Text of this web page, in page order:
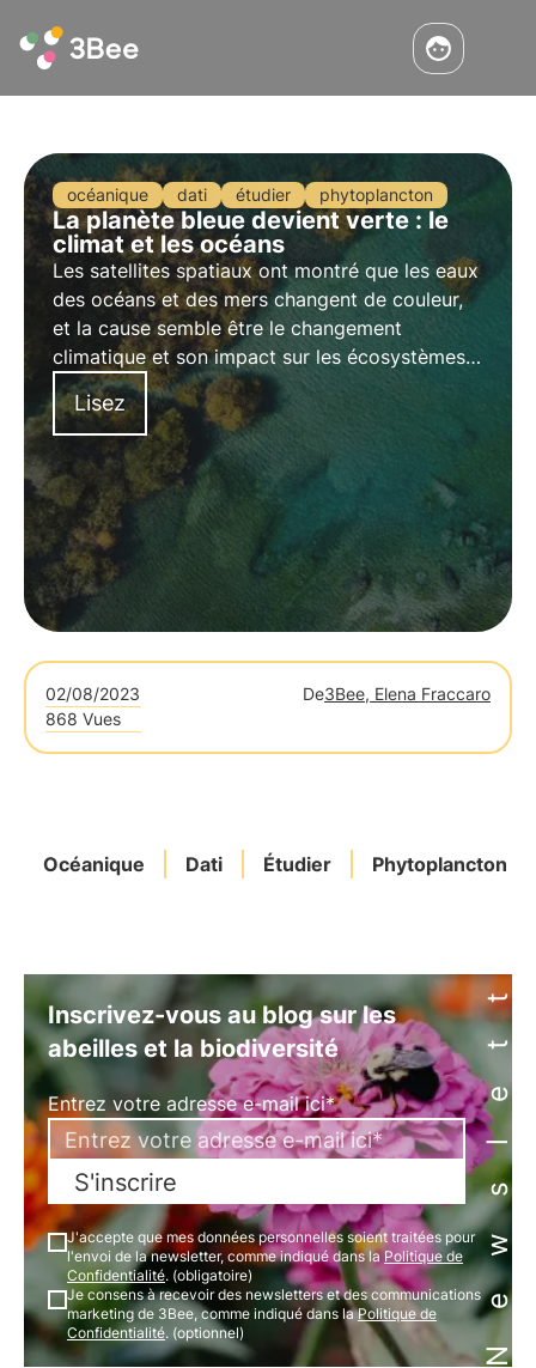
océanique dati étudier phytoplancton
La planète bleue devient verte : le
climat et les océans
Les satellites spatiaux ont montré que les eaux
des océans et des mers changent de couleur,
et la cause semble être le changement
climatique et son impact sur les écosystèmes
végétaux dans les eaux. Découvrez ce
phénomène dans cet article.
Lisez
02/08/2023 De3Bee, Elena Fraccaro
868 Vues
Océanique Dati Étudier Phytoplancton
Newsletter
Inscrivez-vous au blog sur les
abeilles et la biodiversité
Entrez votre adresse e-mail ici*
S'inscrire
J'accepte que mes données personnelles soient traitées pour
l'envoi de la newsletter, comme indiqué dans laPolitique de
Confidentialité. (obligatoire)
Je consens à recevoir des newsletters et des communications
marketing de 3Bee, comme indiqué dans laPolitique de
Confidentialité. (optionnel)